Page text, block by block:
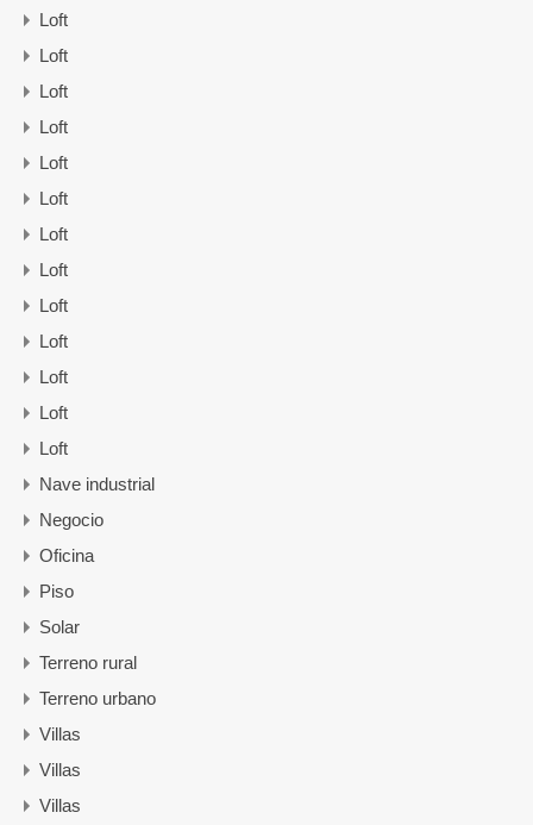
Loft
Loft
Loft
Loft
Loft
Loft
Loft
Loft
Loft
Loft
Loft
Loft
Loft
Nave industrial
Negocio
Oficina
Piso
Solar
Terreno rural
Terreno urbano
Villas
Villas
Villas